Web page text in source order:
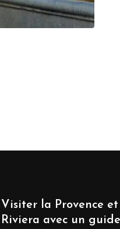
Visiter la Provence
Riviera avec un guide